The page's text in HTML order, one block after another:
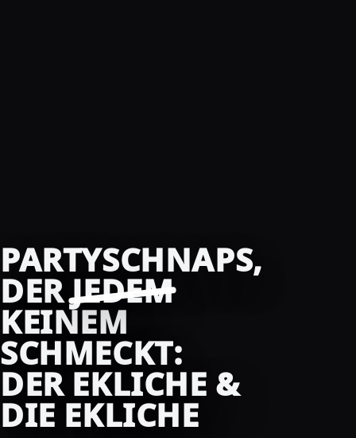
PARTYSCHNAPS,
DERJEDEM
KEINEM
SCHMECKT:
DER EKLICHE &
DIE EKLICHE